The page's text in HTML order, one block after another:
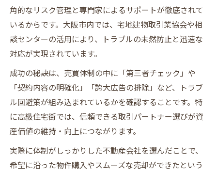
角的なリスク管理と専門家によるサポートが徹底されて
いるからです。大阪市内では、宅地建物取引業協会や相
談センターの活用により、トラブルの未然防止と迅速な
対応が実現されています。
成功の秘訣は、売買体制の中に「第三者チェック」や
「契約内容の明確化」「誇大広告の排除」など、トラブ
ル回避策が組み込まれているかを確認することです。特
に高級住宅街では、信頼できる取引パートナー選びが資
産価値の維持・向上につながります。
実際に体制がしっかりした不動産会社を選んだことで、
希望に沿った物件購入やスムーズな売却ができたという